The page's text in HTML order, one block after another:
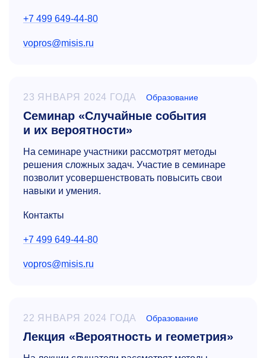
+7 499 649-44-80
vopros@misis.ru
23 ЯНВАРЯ 2024 ГОДА Образование
Семинар «Случайные события
и их вероятности»
На семинаре участники рассмотрят методы
решения сложных задач. Участие в семинаре
позволит усовершенствовать повысить свои
навыки и умения.
Контакты
+7 499 649-44-80
vopros@misis.ru
22 ЯНВАРЯ 2024 ГОДА Образование
Лекция «Вероятность и геометрия»